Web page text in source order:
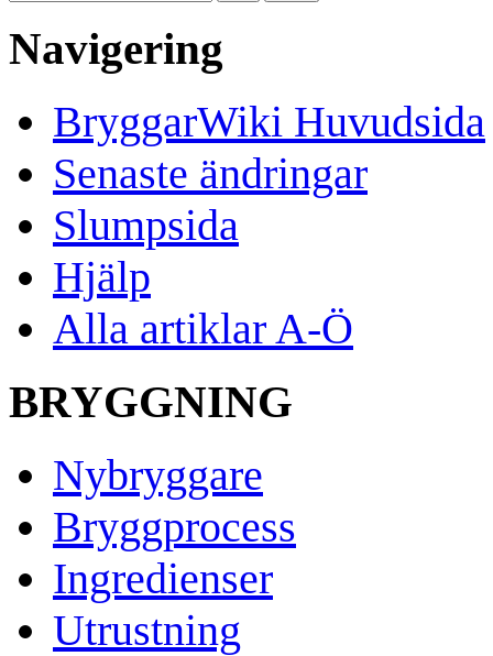
Navigering
BryggarWiki Huvudsida
Senaste ändringar
Slumpsida
Hjälp
Alla artiklar A-Ö
BRYGGNING
Nybryggare
Bryggprocess
Ingredienser
Utrustning